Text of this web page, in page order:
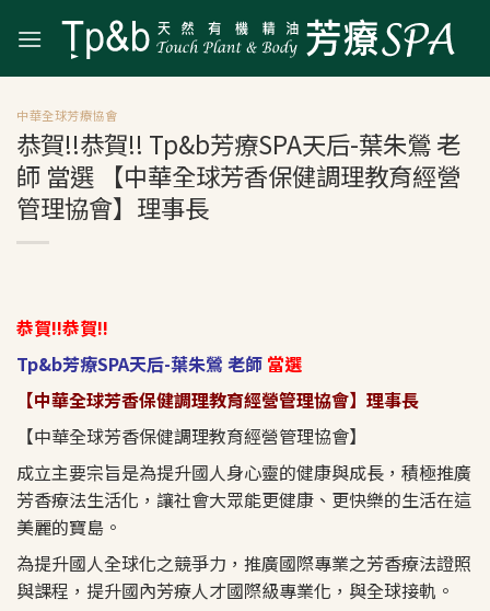
中華全球芳療協會
恭賀!!恭賀!! Tp&b芳療SPA天后-葉朱鶯 老
師 當選 【中華全球芳香保健調理教育經營
管理協會】理事長
恭賀!!恭賀!!
Tp&b芳療SPA天后-葉朱鶯 老師 當選
【中華全球芳香保健調理教育經營管理協會】理事長
【中華全球芳香保健調理教育經營管理協會】
成立主要宗旨是為提升國人身心靈的健康與成長，積極推廣
芳香療法生活化，讓社會大眾能更健康、更快樂的生活在這
美麗的寶島。
為提升國人全球化之競爭力，推廣國際專業之芳香療法證照
與課程，提升國內芳療人才國際級專業化，與全球接軌。